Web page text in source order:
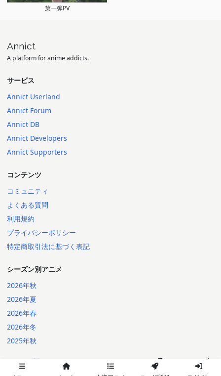
第一弾PV
Annict
A platform for anime addicts.
サービス
Annict Userland
Annict Forum
Annict DB
Annict Developers
Annict Supporters
コンテンツ
コミュニティ
よくある質問
利用規約
プライバシーポリシー
特定商取引法に基づく表記
シーズン別アニメ
2026年秋
2026年夏
2026年春
2026年冬
2025年秋
言語: 日本語 English
2014-2026 Annict